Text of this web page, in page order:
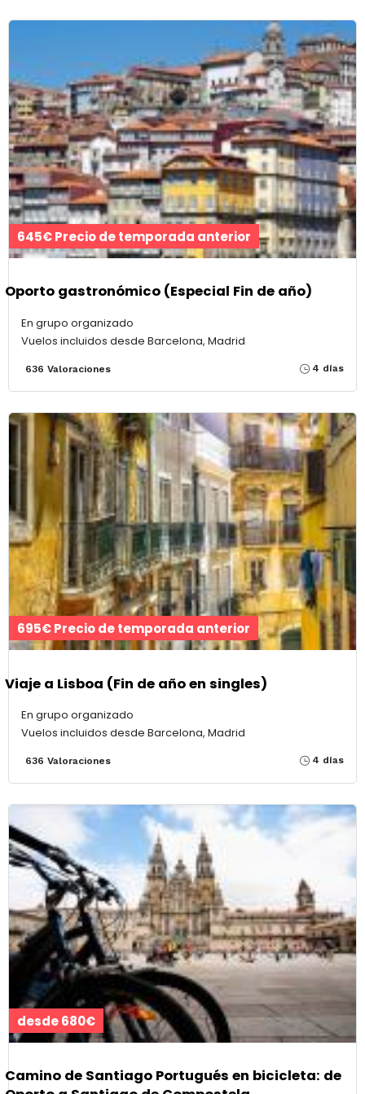
645€ Precio de temporada anterior
Oporto gastronómico (Especial Fin de año)
En grupo organizado
Vuelos incluidos desde Barcelona, Madrid
636 Valoraciones 4 días
695€ Precio de temporada anterior
Viaje a Lisboa (Fin de año en singles)
En grupo organizado
Vuelos incluidos desde Barcelona, Madrid
636 Valoraciones 4 días
desde 680€
Camino de Santiago Portugués en bicicleta: de